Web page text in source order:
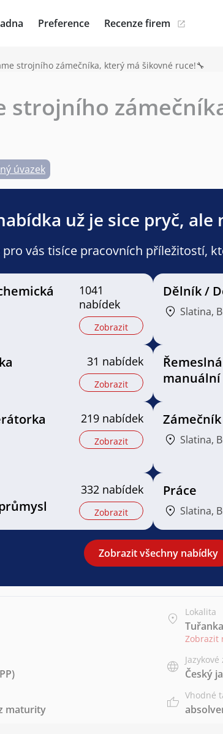
Preference Recenze firem
strojního zámečníka, který má šikovné ruce!🔧
strojního
úvazek
už je sice pryč,
pro vás tisíce pracovních příležitostí,
1041
nabídek
Zobrazit
Dělník /
Slatina,
31 nabídek
Zobrazit
manuální
219 nabídek
Zobrazit Slatina,
332 nabídek
Zobrazit
Práce
Slatina,
Zobrazit všechny nabídky
Lokalita
Zobrazit
Český
maturity
Vhodné